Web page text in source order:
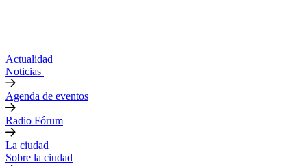
Actualidad
Noticias
Agenda de eventos
Radio Fórum
La ciudad
Sobre la ciudad